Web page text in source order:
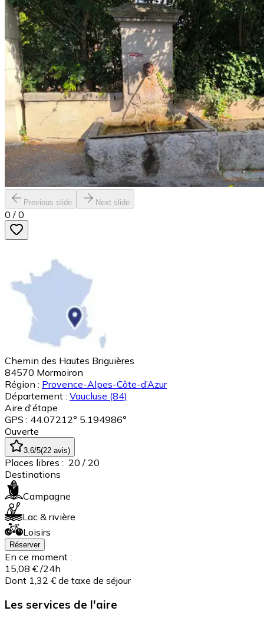
Previous slide Next slide
0 / 0
Chemin des Hautes Briguières
84570 Mormoiron
Région : Provence-Alpes-Côte-d’Azur
Département : Vaucluse (84)
Aire d'étape
GPS : 44.07212° 5.194986°
Ouverte
3.6/5(22 avis)
Places libres : 20 / 20
Destinations
Campagne
Lac & rivière
Loisirs
Réserver
En ce moment :
15,08 € /24h
Dont 1,32 € de taxe de séjour
Les services de l'aire